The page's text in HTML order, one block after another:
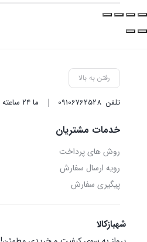
رفتن به بالا
تلفن09106762528 ما ۲۴ ساعته ۷ روز هفته پاسخگوی شما هستیم.
خدمات مشتریان
روش‌ های پرداخت
رویه ارسال سفارش
پیگیری سفارش
شهبازکالا